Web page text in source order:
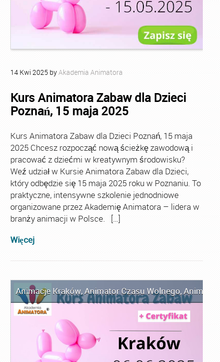
14 Kwi 2025 byAkademia Animatora
Kurs Animatora Zabaw dla Dzieci
Poznań, 15 maja 2025
Kurs Animatora Zabaw dla Dzieci Poznań, 15 maja
2025 Chcesz rozpocząć nową ścieżkę zawodową i
pracować z dziećmi w kreatywnym środowisku?
Weź udział w Kursie Animatora Zabaw dla Dzieci,
który odbędzie się 15 maja 2025 roku w Poznaniu. To
praktyczne, intensywne szkolenie jednodniowe
organizowane przez Akademię Animatora – lidera w
branży animacji w Polsce. […]
Więcej
Animacje Kraków,Animator Czasu Wolnego,